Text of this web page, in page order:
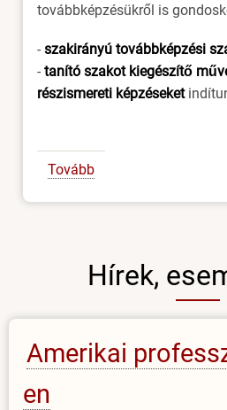
továbbképzésükről is
- szakirányú továbbképzési
- tanító szakot kiegészítő
részismereti képzéseket
Tovább
pedagógus-
továbbképzések
valamelyikére!)
Hírek,
Amerikai
en